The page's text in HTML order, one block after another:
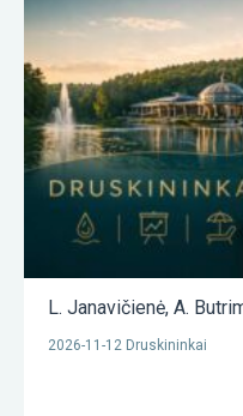
L. Janavičienė, A.
2026-11-12 Druskininkai